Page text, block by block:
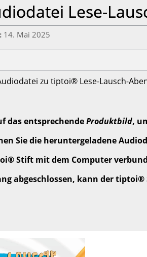
Lese-
14. Mai 2025
zu tiptoi® Lese-Lausch-
das entsprechendeProduktbild,
Sie die heruntergeladene
Stift mit dem Computer
abgeschlossen, kann der